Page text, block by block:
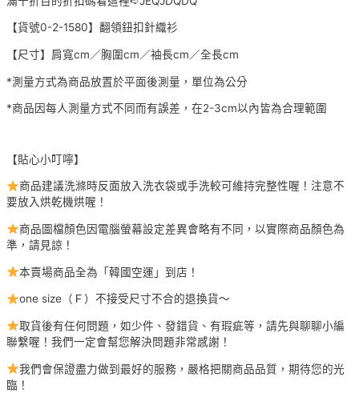
【貨號0-2-1580】翻領鈕扣針織衫
【尺寸】肩寬cm／胸圍cm／袖長cm／全長cm
*測量方式為商品放置於平面後測量，單位為公分
*商品因每人測量方式不同而有誤差，在2-3cm以內皆為合理範圍
【貼心小叮嚀】
商品建議洗滌時反面放入洗衣袋或手洗較可維持完整性喔！注意不
要放入烘乾機烘喔！
商品圖檔顏色因電腦螢幕設定差異會略有不同，以實際商品顏色為
準，請見諒！
本賣場商品全為「韓國空運」到店！
one size（Ｆ）不接受尺寸不合的退換貨～
取貨後有任何問題，如少件、發錯貨、有瑕疵等，請先與聊聊小編
聯繫喔！我們一定會幫您解決問題非常感謝！
我們會保證盡力做到最好的服務，嚴格把關商品品質，期待您的光
臨！